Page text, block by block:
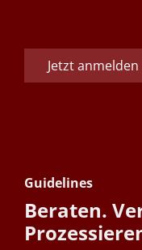
Jetzt anmelden
Guidelines
Beraten.